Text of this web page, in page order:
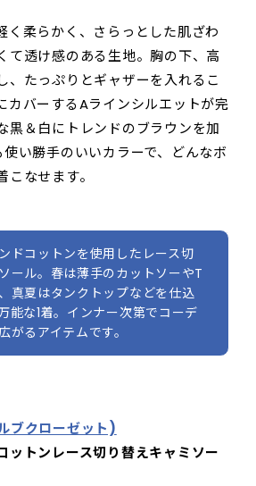
柔らかく、さらっとした肌ざわ
て透け感のある生地。胸の下、高
、たっぷりとギャザーを入れるこ
カバーするAラインシルエットが完
黒＆白にトレンドのブラウンを加
い勝手のいいカラーで、どんなボ
こなせます。
ドコットンを使用したレース切
ール。春は薄手のカットソーやT
真夏はタンクトップなどを仕込
能な1着。インナー次第でコーデ
がるアイテムです。
クローゼット)
ットンレース切り替えキャミソー